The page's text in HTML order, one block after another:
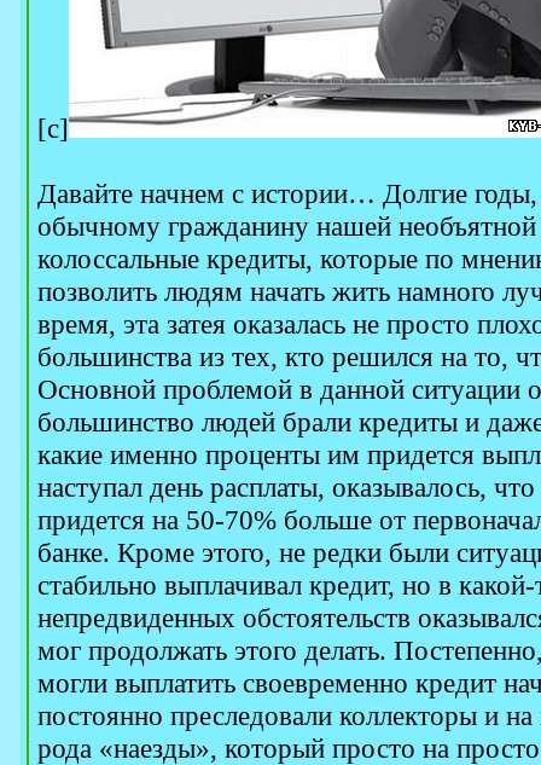
[c]
Давайте начнем с истории… Долгие годы,
обычному гражданину нашей
колоссальные кредиты, которые по
позволить людям начать жить намного
время, эта затея оказалась не просто
большинства из тех, кто решился на то,
Основной проблемой в данной ситуации
большинство людей брали кредиты и
какие именно проценты им придется
наступал день расплаты, оказывалось,
придется на 50-70% больше от
банке. Кроме этого, не редки были
стабильно выплачивал кредит, но в
непредвиденных обстоятельств
мог продолжать этого делать.
могли выплатить своевременно кредит
постоянно преследовали коллекторы и
рода «наезды», который просто на